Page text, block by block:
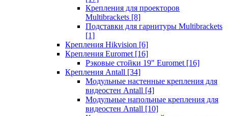
Крепления для проекторов
Multibrackets [8]
Подставки для гарнитуры Multibrackets
[1]
Крепления Hikvision [6]
Крепления Euromet [16]
Рэковые стойки 19" Euromet [16]
Крепления Antall [34]
Модульные настенные крепления для
видеостен Antall [4]
Модульные напольные крепления для
видеостен Antall [10]